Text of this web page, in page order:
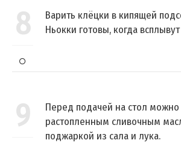
8
Варить клёцки в кипящей
Ньокки готовы, когда
9
Перед подачей на стол можно
растопленным сливочным
поджаркой из сала и лука.